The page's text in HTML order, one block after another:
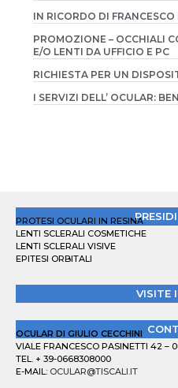
IN RICORDO DI FRANCESCO
PROMOZIONE – OCCHIALI
E/O LENTI DA UFFICIO E PC
RICHIESTA PER UN
I SERVIZI DELL’ OCULAR:
PROTESI OCULARI IN RESINA
LENTI SCLERALI COSMETICHE
LENTI SCLERALI VISIVE
EPITESI ORBITALI
VISITE
OCULAR DI GIULIO CECCHINI
VIALE FRANCESCO PASINETTI 42 –
TEL. + 39-0668308000
E-MAIL: OCULAR@TISCALI.IT